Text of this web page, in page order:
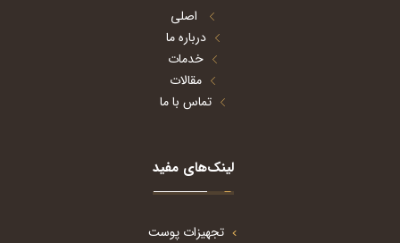
اصلی
درباره ما
خدمات
مقالات
تماس با ما
لینک‌های مفید
تجهیزات پوست